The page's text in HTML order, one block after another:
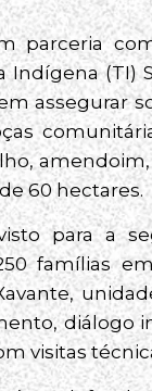
parceria
(TI)
assegurar
60 hectares.
para a
famílias
diálogo
visitas